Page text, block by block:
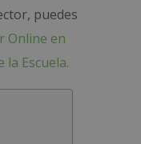
puedes
Online en
Escuela.